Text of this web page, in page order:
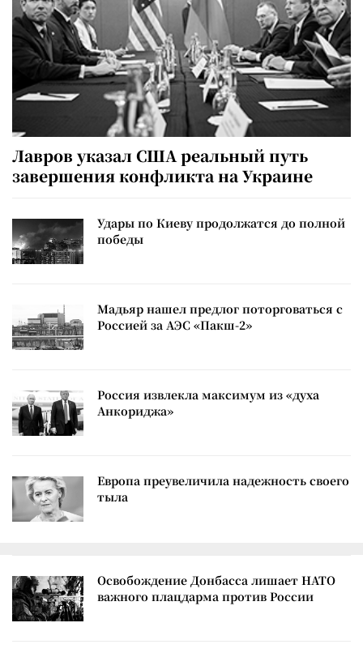
Лавров указал США реальный путь
завершения конфликта на Украине
Удары по Киеву продолжатся до полной
победы
Мадьяр нашел предлог поторговаться с
Россией за АЭС «Пакш-2»
Россия извлекла максимум из «духа
Анкориджа»
Европа преувеличила надежность своего
тыла
Освобождение Донбасса лишает НАТО
важного плацдарма против России